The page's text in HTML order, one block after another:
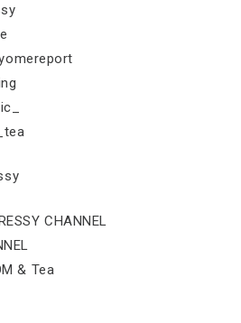
CHANNEL
& Tea